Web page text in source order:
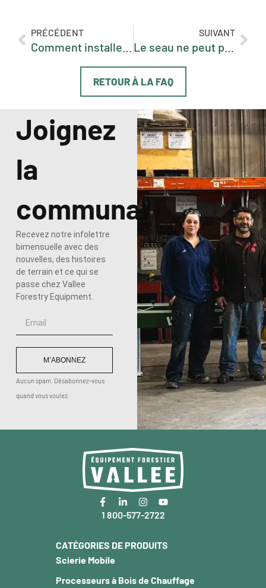
PRÉCÉDENT
Comment installer le circuit
SUIVANT
Le seau ne peut pas bouger / se déplace très lentement
RETOUR À LA FAQ
Joignez
la
communauté
Recevez notre infolettre
bimensuelle avec des
nouvelles, des histoires
de terrain et ce qui se
passe chez Vallee
Forestry Equipment.
M’ABONNEZ
Aucun spam. Désabonnez-vous
quand vous voulez.
1 800-577-2722
CATÉGORIES DE PRODUITS
Scierie Mobile
Processeurs à Bois de Chauffage